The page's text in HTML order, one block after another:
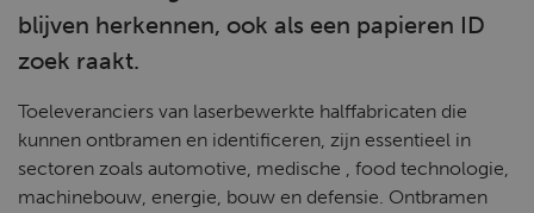
blijven herkennen, ook als een papieren ID
zoek raakt.
Toeleveranciers van laserbewerkte halffabricaten die
kunnen ontbramen en identificeren, zijn essentieel in
sectoren zoals automotive, medische , food technologie,
machinebouw, energie, bouw en defensie. Ontbramen